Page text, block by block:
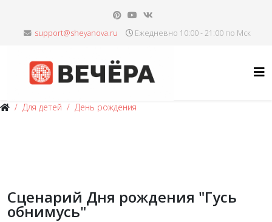
Ежедневно 10:00 - 21:00 по Мск
Для детей День рождения
Сценарий Дня рождения "Гусь
обнимусь"